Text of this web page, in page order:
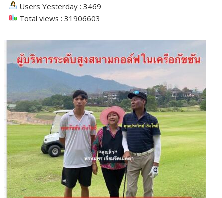
Users Yesterday : 3469
Total views : 31906603